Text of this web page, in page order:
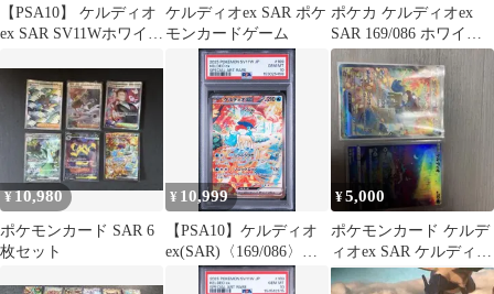
【PSA10】 ケルディオ
ex SAR SV11Wホワイト
ケルディオex SAR ポケ
モンカードゲーム
ポケカ ケルディオex
SAR 169/086 ホワイト
フレア
¥10,980
ポケモンカード SAR 6
枚セット
¥ 10,999
【PSA10】ケルディオ
ex(SAR)〈169/086〉
[SV11W]5498
¥5,000
ポケモンカード ケルデ
ィオex SAR ケルディオ
AR 2枚セット